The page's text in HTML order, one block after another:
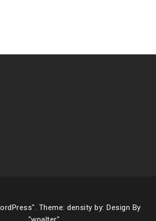
Theme: density by: Design By